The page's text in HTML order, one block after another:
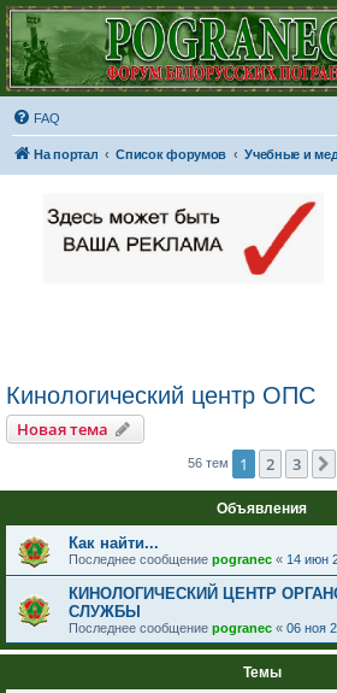
FAQ
На портал Список форумов
Кинологический центр ОПС
Новая тема
56 тем 1 2 3
Объявления
Как найти...
Последнее сообщение pogranec « 14 июн
КИНОЛОГИЧЕСКИЙ ЦЕНТР
СЛУЖБЫ
Последнее сообщение pogranec « 06 ноя
Темы